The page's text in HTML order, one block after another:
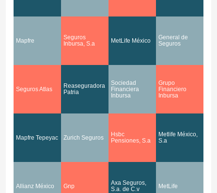
Mapfre
Seguros
Inbursa, S.a
MetLife México
General de
Seguros
Seguros Atlas
Reaseguradora
Patria
Sociedad
Financiera
Inbursa
Grupo
Financiero
Inbursa
Mapfre Tepeyac Zurich Seguros
Hsbc
Pensiones, S.a
Metlife México,
S.a
Allianz México Gnp
Axa Seguros,
S.a. de C.v
MetLife